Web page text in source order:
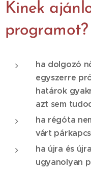
Kinek
programot?
ha dolgozó
egyszerre
határok
azt sem
ha régóta
várt
ha újra és
ugyanolyan